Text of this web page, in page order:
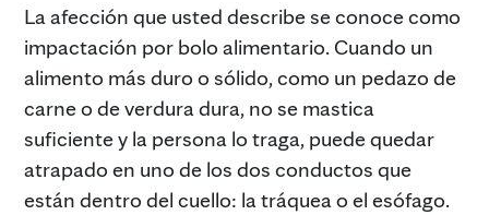
La afección que usted describe se conoce como
impactación por bolo alimentario. Cuando un
alimento más duro o sólido, como un pedazo de
carne o de verdura dura, no se mastica
suficiente y la persona lo traga, puede quedar
atrapado en uno de los dos conductos que
están dentro del cuello: la tráquea o el esófago.